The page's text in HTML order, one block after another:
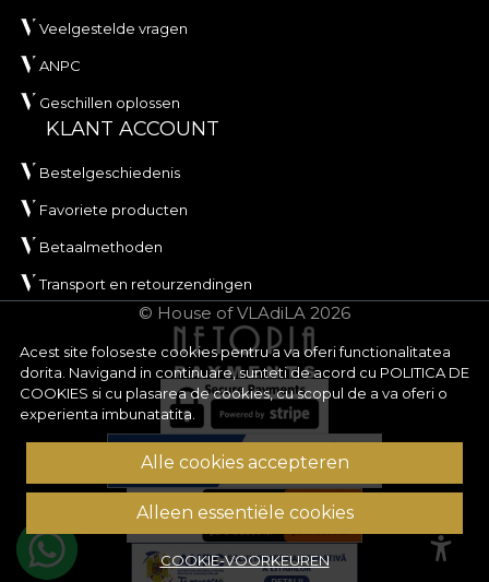
Acest site foloseste cookies pentru a va oferi functionalitatea
dorita. Navigand in continuare, sunteti de acord cu POLITICA DE
COOKIES si cu plasarea de cookies, cu scopul de a va oferi o
experienta imbunatatita.
Alle cookies accepteren
Alleen essentiële cookies
COOKIE-VOORKEUREN
Veelgestelde vragen
ANPC
Geschillen oplossen
KLANT ACCOUNT
Bestelgeschiedenis
Favoriete producten
Betaalmethoden
Transport en retourzendingen
© House of VLAdiLA 2026